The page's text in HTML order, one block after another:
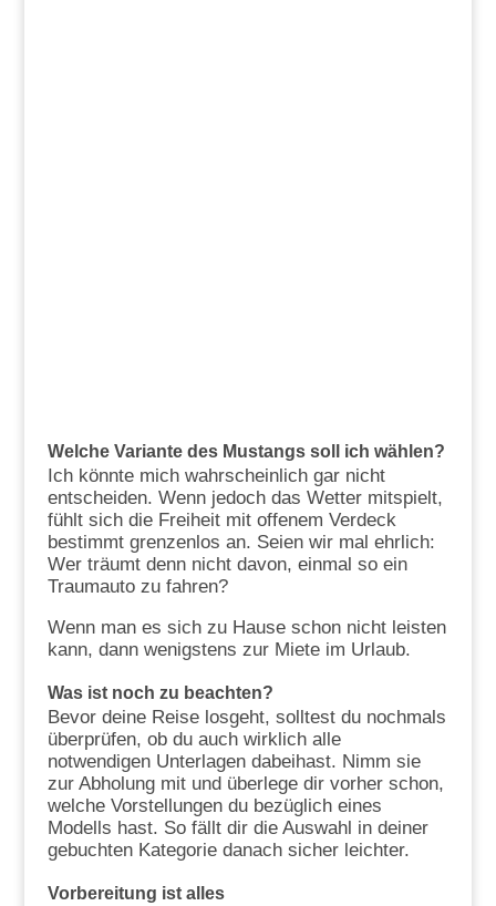
Welche Variante des Mustangs soll ich wählen?
Ich könnte mich wahrscheinlich gar nicht
entscheiden. Wenn jedoch das Wetter mitspielt,
fühlt sich die Freiheit mit offenem Verdeck
bestimmt grenzenlos an. Seien wir mal ehrlich:
Wer träumt denn nicht davon, einmal so ein
Traumauto zu fahren?
Wenn man es sich zu Hause schon nicht leisten
kann, dann wenigstens zur Miete im Urlaub.
Was ist noch zu beachten?
Bevor deine Reise losgeht, solltest du nochmals
überprüfen, ob du auch wirklich alle
notwendigen Unterlagen dabeihast. Nimm sie
zur Abholung mit und überlege dir vorher schon,
welche Vorstellungen du bezüglich eines
Modells hast. So fällt dir die Auswahl in deiner
gebuchten Kategorie danach sicher leichter.
Vorbereitung ist alles